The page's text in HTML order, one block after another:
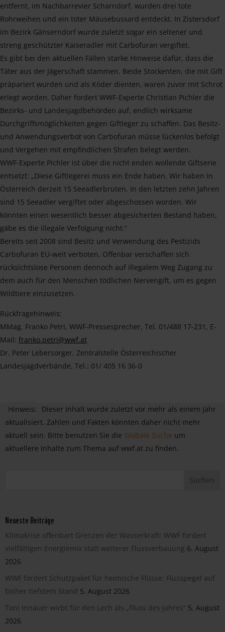
entfernt, im Nachbarrevier Scharndorf, wurden drei tote
Rohrweihen und ein toter Mäusebussard entdeckt. In Zistersdorf
im Bezirk Gänserndorf wurde zuletzt sogar ein seltener und
streng geschützter Kaiseradler mit Carbofuran vergiftet.
Es gibt bei den aktuellen Fällen starke Hinweise dafür, dass die
Täter aus der Jägerschaft stammen. Beide Stockenten, die mit Gift
präpariert wurden und als Köder dienten, waren zuvor mit Schrot
erlegt worden. Daher fordert WWF-Experte Christian Pichler die
Bezirks- und Landesjagdbehörden auf, endlich wirksame
Durchgriffsmöglichkeiten gegen Giftleger zu schaffen. Das Besitz-
und Anwendungsverbot von Carbofuran müsse lückenlos befolgt
und Vergehen mit empfindlichen Strafen belegt werden.
WWF-Experte Pichler ist über die nicht enden wollende Giftserie
entsetzt: „Diese Giftlegerei muss ein Ende haben. Wir haben in
Österreich derzeit 15 Seeadlerbruten. In den letzten zehn Jahren
sind 15 Seeadler vergiftet oder abgeschossen worden. Wir
könnten einen wesentlich besser abgesicherten Bestand haben,
gäbe es die illegale Verfolgung nicht.“
Bereits seit 2008 sind Besitz und Verwendung des Pestizids
Carbofuran EU-weit verboten. Offenbar verschaffen sich
rücksichtslose Personen dennoch auf illegalem Weg Zugang zu
dem auch für den Menschen tödlichen Nervengift, um es gegen
Wildtiere einzusetzen.
Rückfragehinweis:
MMag. Franko Petri, WWF-Pressesprecher, Tel. 01/488 17-231, E-
Mail: franko.petri@wwf.at
Dr. Peter Lebersorger, Zentralstelle Österreichischer
Landesjagdverbände, Tel.: 01/ 405 16 36-0
Hinweis:
Dieser Inhalt wurde zuletzt vor mehr als einem Jahr
aktualisiert. Zahlen und Fakten könnten daher nicht mehr
aktuell sein. Bitte benutzen Sie die Globale Suche um
aktuellere Inhalte zum Thema auf wwf.at zu finden.
Neueste Beiträge
Klimakrise offenbart Grenzen der Wasserkraft: WWF fordert
vielfältigen Energiemix statt weiterer Flussverbauung 6. August
2026
WWF fordert Schutzpaket für heimische Flüsse: Flusspegel auf
bisher tiefstem Stand 5. August 2026
Toni Innauer wirbt für den Lech als „Fluss des Jahres“ 5. August
2026